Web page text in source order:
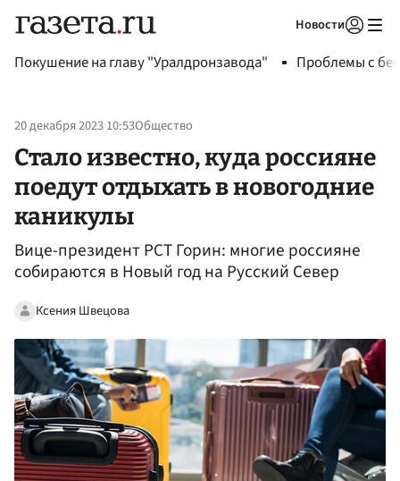
Новости
Покушение на главу "Уралдронзавода" Проблемы с
20 декабря 2023 10:53Общество
Стало известно, куда россияне
поедут отдыхать в новогодние
каникулы
Вице-президент РСТ Горин: многие россияне
собираются в Новый год на Русский Север
Ксения Швецова